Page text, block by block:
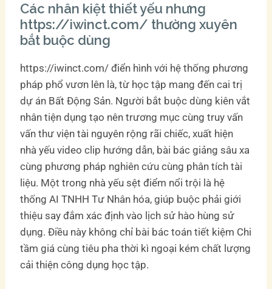
Các nhân kiệt thiết yếu nhưng
https://iwinct.com/ thường xuyên
bắt buộc dùng
https://iwinct.com/ điển hình với hệ thống phương
pháp phổ vươn lên là, từ học tập mang đến cai trị
dự án Bất Động Sản. Người bắt buộc dùng kiên vắt
nhân tiện dụng tạo nên trương mục cùng truy vấn
vấn thư viện tài nguyên rộng rãi chiếc, xuất hiện
nhà yếu video clip hướng dẫn, bài bác giảng sâu xa
cùng phương pháp nghiên cứu cùng phân tích tài
liệu. Một trong nhà yếu sệt điểm nổi trội là hệ
thống AI TNHH Tư Nhân hóa, giúp buộc phải giới
thiệu say đắm xác định vào lịch sử hào hùng sử
dụng. Điều này không chỉ bài bác toán tiết kiệm Chi
tầm giá cùng tiêu pha thời kì ngoại kém chất lượng
cải thiện công dụng học tập.